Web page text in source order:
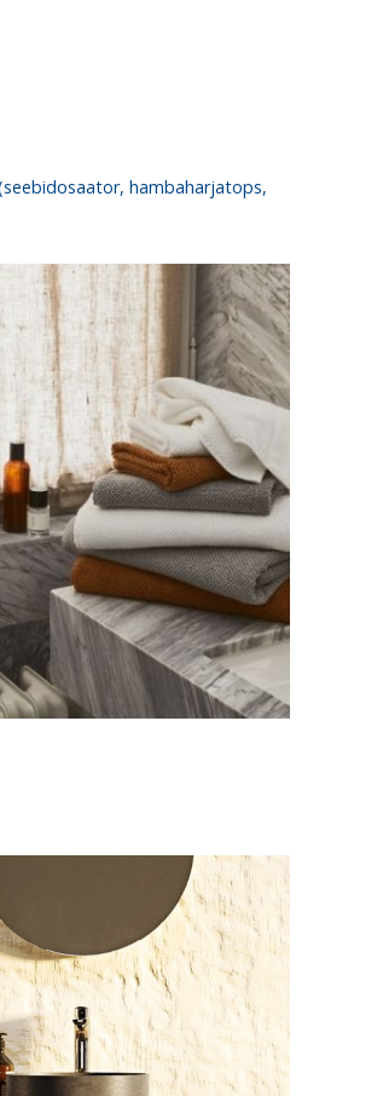
hambaharjatops,